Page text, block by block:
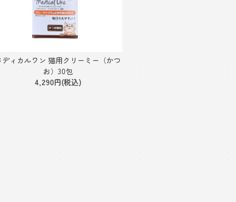
ディカルワン 猫用クリーミー（かつ
お）30包
4,290円(税込)